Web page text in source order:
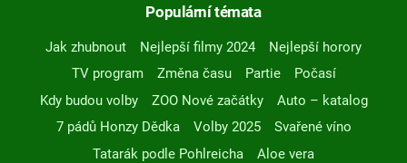
Populární témata
Jak zhubnout Nejlepší filmy 2024
Nejlepší horory
TV program
Změna času Partie
Počasí
Kdy budou volby
ZOO Nové začátky
Auto – katalog
7 pádů Honzy Dědka
Volby 2025
Svařené víno
Tatarák podle Pohlreicha
Aloe vera